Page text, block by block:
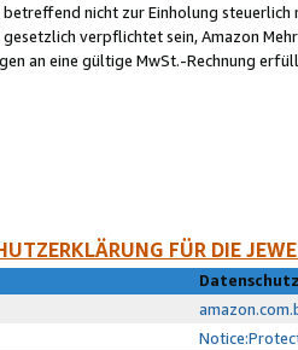
betreffend nicht zur Einholung
verpflichtet sein, Amazon
an eine gültige MwSt.-Rechnung
FÜR DIE